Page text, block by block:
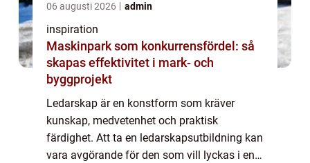
06 augusti 2026 admin
inspiration
Maskinpark som konkurrensfördel: så
skapas effektivitet i mark- och
byggprojekt
Ledarskap är en konstform som kräver
kunskap, medvetenhet och praktisk
färdighet. Att ta en ledarskapsutbildning kan
vara avgörande för den som vill lyckas i en